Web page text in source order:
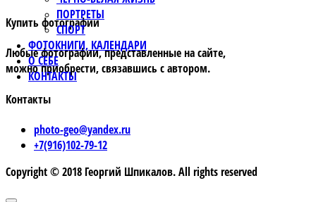
ПОРТРЕТЫ
СПОРТ
ФОТОКНИГИ, КАЛЕНДАРИ
О СЕБЕ
КОНТАКТЫ
Купить фотографии
Любые фотографии, представленные на сайте,
можно приобрести, связавшись с автором.
Контакты
photo-geo@yandex.ru
+7(916)102-79-12
Copyright © 2018 Георгий Шпикалов. All rights reserved